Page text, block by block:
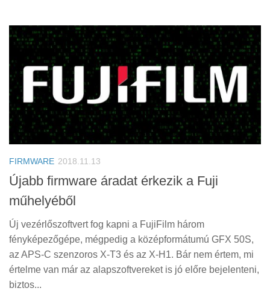
FIRMWARE 2018.11.13
Újabb firmware áradat érkezik a Fuji
műhelyéből
Új vezérlőszoftvert fog kapni a FujiFilm három
fényképezőgépe, mégpedig a középformátumú GFX 50S,
az APS-C szenzoros X-T3 és az X-H1. Bár nem értem, mi
értelme van már az alapszoftvereket is jó előre bejelenteni,
biztos...